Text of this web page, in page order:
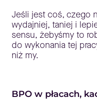
Jeśli jest coś, czego
wydajniej, taniej i
sensu, żebyśmy to
do wykonania tej
niż my.
BPO w płacach,